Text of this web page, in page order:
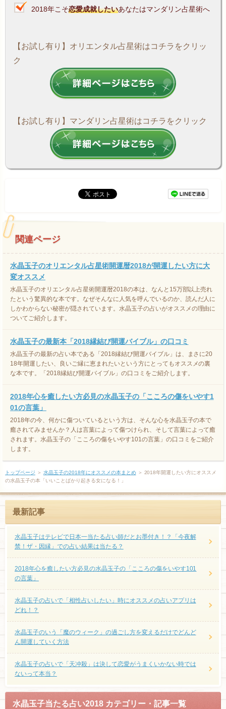
2018年こそ恋愛成就したいあなたはマンダリン占星術へ
【お試し有り】オリエンタル占星術はコチラをクリッ
ク
【お試し有り】マンダリン占星術はコチラをクリック
関連ページ
水晶玉子のオリエンタル占星術開運暦2018が開運したい方に大
変オススメ
水晶玉子のオリエンタル占星術開運暦2018の本は、なんと15万部以上売れ
たという驚異的な本です。なぜそんなに人気を呼んでいるのか、読んだ人に
しかわからない秘密が隠されています。水晶玉子の占いがオススメの理由に
ついてご紹介します。
水晶玉子の最新本「2018縁結び開運バイブル」の口コミ
水晶玉子の最新の占い本である「2018縁結び開運バイブル」は、まさに20
18年開運したい、良いご縁に恵まれたいという方にとってもオススメの裏
な本です。「2018縁結び開運バイブル」の口コミをご紹介します。
2018年心を癒したい方必見の水晶玉子の「こころの傷をいやす1
01の言葉」
2018年の今、何かに傷ついているという方は、そんな心を水晶玉子の本で
癒されてみませんか？人は言葉によって傷つけられ、そして言葉によって癒
されます。水晶玉子の「こころの傷をいやす101の言葉」の口コミをご紹介
します。
トップページ ＞ 水晶玉子の2018年にオススメの本まとめ＞ 2018年開運したい方にオススメ
の水晶玉子の本「いいことばかり起きる女になる！」
最新記事
水晶玉子はテレビで日本一当たる占い師だとお墨付き！？「今夜解
禁！ザ・因縁」での占い結果は当たる？
2018年心を癒したい方必見の水晶玉子の「こころの傷をいやす101
の言葉」
水晶玉子の占いで「相性占いしたい」時にオススメの占いアプリは
どれ！？
水晶玉子のいう「魔のウィーク」の過ごし方を変えるだけでどんど
ん開運していく方法
水晶玉子の占いで「天冲殺」は決して恋愛がうまくいかない時では
ないって本当？
水晶玉子当たる占い2018 カテゴリー・記事一覧